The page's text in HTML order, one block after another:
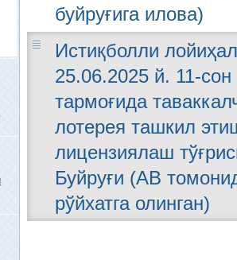
буйруғига илова)
Истиқболли
25.06.2025 й. 11-
тармоғида
лотерея ташкил
лицензиялаш
Буйруғи (АВ
рўйхатга олинган)